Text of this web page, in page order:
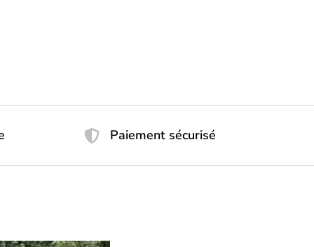
Paiement sécurisé